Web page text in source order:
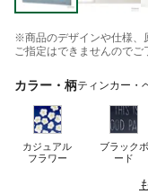
※商品のデザインや仕様、
ご指定はできませんのでご
カラー・柄ティンカー・
カジュアル
フラワー
ブラックボ
ード